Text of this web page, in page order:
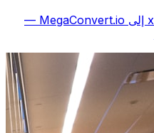
لتحويل Excel إلى PDF، ارفع .xlsx إلى MegaConvert.io —